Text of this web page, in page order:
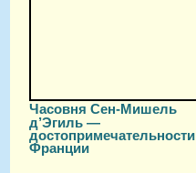
Часовня Сен-Мишель
д’Эгиль —
достопримечательности
Франции